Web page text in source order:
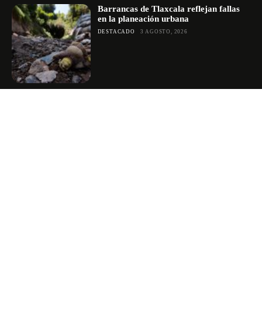
Barrancas de Tlaxcala reflejan fallas
en la planeación urbana
DESTACADO 3 AGOSTO, 2026